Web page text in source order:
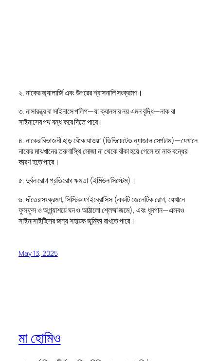
২. নাকের অ্যালার্জি এবং উপরের শ্বাসনালি সংক্রমণ।
৩. নাসারন্ধ্র বা সাইনাসে পলিপ—যা ক্যানসার নয় এমন বৃদ্ধি—নাক বা
সাইনাসের পথ বন্ধ করে দিতে পারে।
৪. নাকের বিভাজনী হাড় বেঁকে যাওয়া (ডিভিয়েটেড ন্যাজাল সেপটাম)—যেখানে
নাকের মাঝখানের তরুণাস্থি সোজা না থেকে বাঁকা হয়ে গেলে তা নাক বন্ধের
কারণ হতে পারে।
৫. দুর্বল রোগ প্রতিরোধ ক্ষমতা (ইমিউন সিস্টেম)।
৬. দাঁতের সংক্রমণ, সিস্টিক ফাইব্রোসিস (একটি জেনেটিক রোগ, যেখানে
ফুসফুস ও অগ্ন্যাশয়ে ঘন ও আঠালো শ্লেষ্মা জমে), এবং ধূমপান—এসবও
সাইনাসাইটিসের জন্য সহায়ক ভূমিকা রাখতে পারে।
May 13, 2025
মা হোমিও